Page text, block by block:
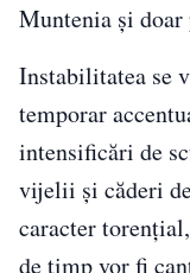
Muntenia și
Instabilitatea se
temporar
intensificări de
vijelii și căderi
caracter
de timp vor fi